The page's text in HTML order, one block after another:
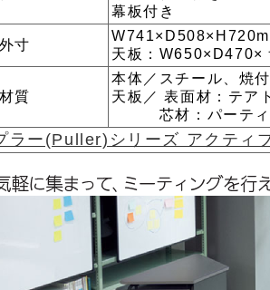
幕板付き
外寸
天板：W650×D470×
材質
本体／スチール、焼
天板／ 表面材：テア
芯材：パーティク
ラー(Puller)シリーズ アクティ